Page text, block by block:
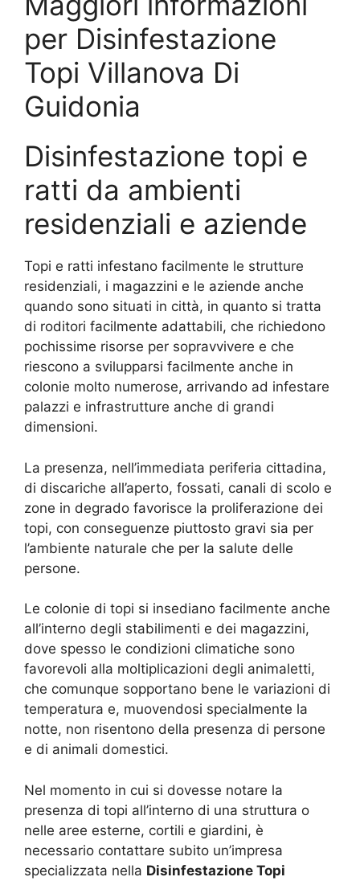
per Disinfestazione
Topi Villanova Di
Guidonia
Disinfestazione topi e
ratti da ambienti
residenziali e aziende
Topi e ratti infestano facilmente le strutture
residenziali, i magazzini e le aziende anche
quando sono situati in città, in quanto si tratta
di roditori facilmente adattabili, che richiedono
pochissime risorse per sopravvivere e che
riescono a svilupparsi facilmente anche in
colonie molto numerose, arrivando ad infestare
palazzi e infrastrutture anche di grandi
dimensioni.
La presenza, nell’immediata periferia cittadina,
di discariche all’aperto, fossati, canali di scolo e
zone in degrado favorisce la proliferazione dei
topi, con conseguenze piuttosto gravi sia per
l’ambiente naturale che per la salute delle
persone.
Le colonie di topi si insediano facilmente anche
all’interno degli stabilimenti e dei magazzini,
dove spesso le condizioni climatiche sono
favorevoli alla moltiplicazioni degli animaletti,
che comunque sopportano bene le variazioni di
temperatura e, muovendosi specialmente la
notte, non risentono della presenza di persone
e di animali domestici.
Nel momento in cui si dovesse notare la
presenza di topi all’interno di una struttura o
nelle aree esterne, cortili e giardini, è
necessario contattare subito un’impresa
specializzata nella Disinfestazione Topi